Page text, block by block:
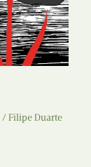
Filipe Duarte